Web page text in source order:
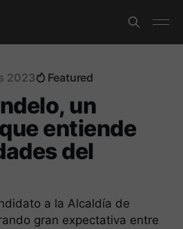
2023 Featured
un
entiende
del
a la Alcaldía de
gran expectativa entre